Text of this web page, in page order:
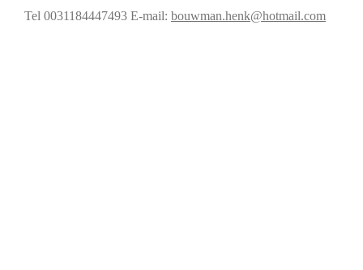
Tel 0031184447493 E-mail: bouwman.henk@hotmail.com